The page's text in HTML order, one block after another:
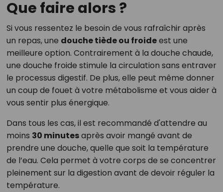
Que faire alors ?
Si vous ressentez le besoin de vous rafraîchir après
un repas, une douche tiède ou froideest une
meilleure option. Contrairement à la douche chaude,
une douche froide stimule la circulation sans entraver
le processus digestif. De plus, elle peut même donner
un coup de fouet à votre métabolisme et vous aider à
vous sentir plus énergique.
Dans tous les cas, il est recommandé d'attendre au
moins 30 minutesaprès avoir mangé avant de
prendre une douche, quelle que soit la température
de l’eau. Cela permet à votre corps de se concentrer
pleinement sur la digestion avant de devoir réguler la
température.